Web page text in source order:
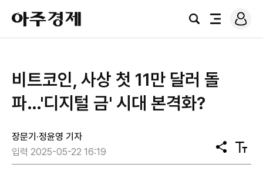
아
주
경
검
전
로
그
비트코인, 사상 첫 11만 달러 돌
파…'디지털 금' 시대 본격화?
장문기·정윤영 기자
입력 2025-05-22 16:19
공
유
텍
스